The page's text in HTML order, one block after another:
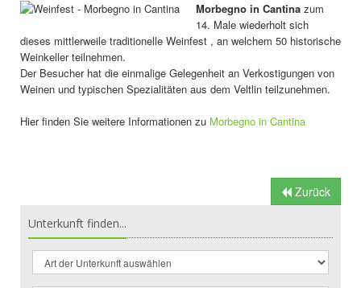
Morbegno in Cantina zum
14. Male wiederholt sich
dieses mittlerweile traditionelle Weinfest , an welchem 50 historische
Weinkeller teilnehmen.
Der Besucher hat die einmalige Gelegenheit an Verkostigungen von
Weinen und typischen Spezialitäten aus dem Veltlin teilzunehmen.
Hier finden Sie weitere Informationen zu Morbegno in Cantina
Zurück
Unterkunft finden...